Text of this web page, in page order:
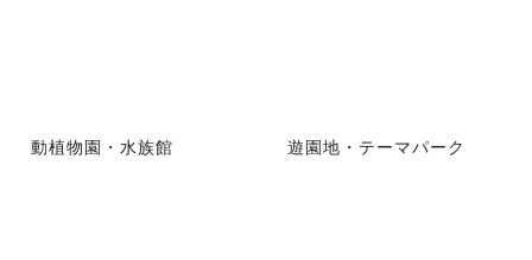
動植物園・水族館 遊園地・テーマパーク